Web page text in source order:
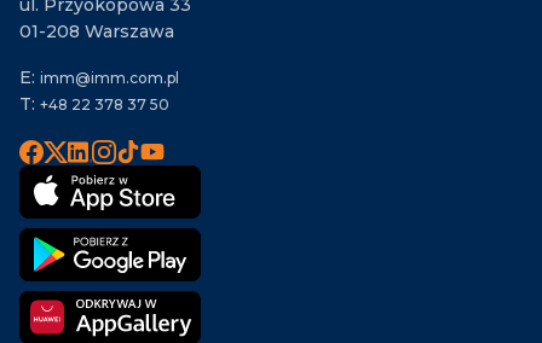
ul. Przyokopowa 33
01-208 Warszawa
E: imm@imm.com.pl
T: +48 22 378 37 50